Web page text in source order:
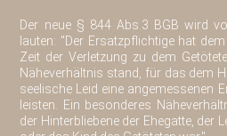
Der neue § 844 Abs.3 BGB wird
lauten: "Der Ersatzpflichtige hat
Zeit der Verletzung zu dem
Näheverhältnis stand, für das dem
seelische Leid eine angemessenen
leisten. Ein besonderes
der Hinterbliebene der Ehegatte, der